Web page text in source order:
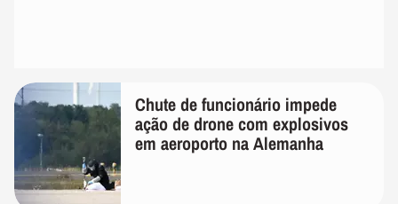
Chute de funcionário impede
ação de drone com explosivos
em aeroporto na Alemanha